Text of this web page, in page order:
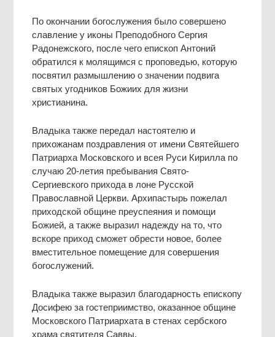
По окончании богослужения было совершено
славление у иконы Преподобного Сергия
Радонежского, после чего епископ Антоний
обратился к молящимся с проповедью, которую
посвятил размышлению о значении подвига
святых угодников Божиих для жизни
христианина.
Владыка также передал настоятелю и
прихожанам поздравления от имени Святейшего
Патриарха Московского и всея Руси Кирилла по
случаю 20-летия пребывания Свято-
Сергиевского прихода в лоне Русской
Православной Церкви. Архипастырь пожелал
приходской общине преуспеяния и помощи
Божией, а также выразил надежду на то, что
вскоре приход сможет обрести новое, более
вместительное помещение для совершения
богослужений.
Владыка также выразил благодарность епископу
Досифею за гостеприимство, оказанное общине
Московского Патриархата в стенах сербского
храма святителя Саввы.